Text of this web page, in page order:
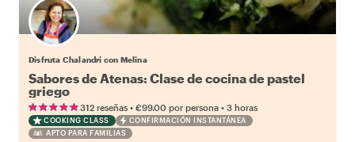
Disfruta Chalandri con Melina
Sabores de Atenas: Clase de cocina de pastel
griego
312 reseñas • €99.00 por persona • 3 horas
COOKING CLASS
CONFIRMACIÓN INSTANTÁNEA
APTO PARA FAMILIAS